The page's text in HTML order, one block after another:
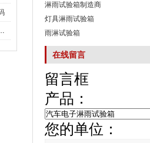
网操作重点是什么
淋雨试验箱制造商
灯具淋雨试验箱
雨淋试验箱
在线留言
留言框
产品：
您的单位：